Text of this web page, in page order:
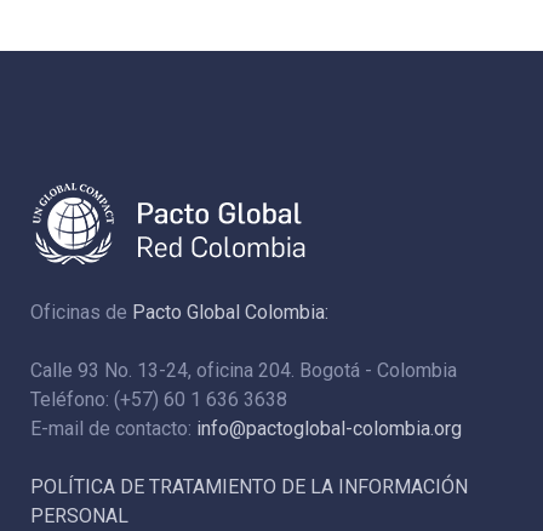
Oficinas de Pacto Global Colombia:
Calle 93 No. 13-24, oficina 204. Bogotá - Colombia
Teléfono: (+57) 60 1 636 3638
E-mail de contacto: info@pactoglobal-colombia.org
POLÍTICA DE TRATAMIENTO DE LA INFORMACIÓN
PERSONAL